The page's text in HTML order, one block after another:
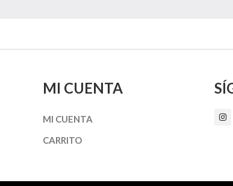
MI CUENTA
MI CUENTA
CARRITO
I
n
m